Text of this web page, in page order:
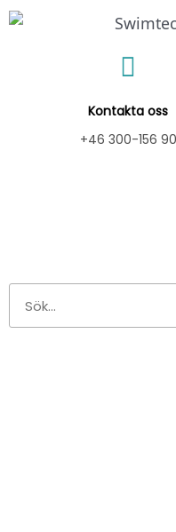
Hoppa
Kontakta oss
+46 300-156 90